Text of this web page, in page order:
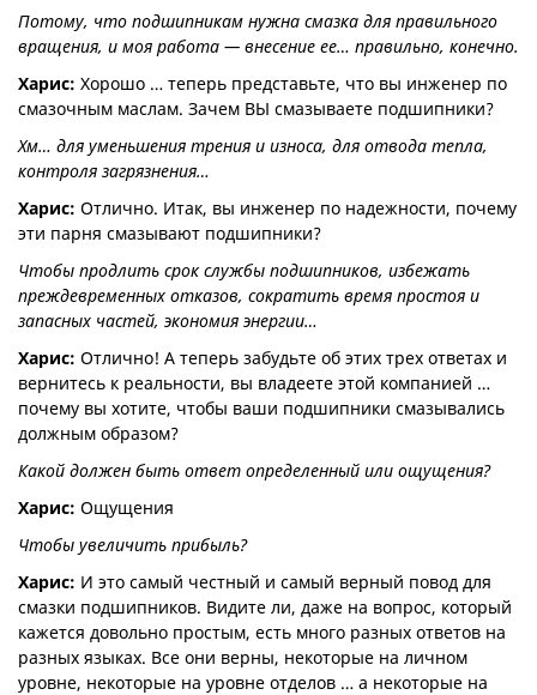
Потому, что подшипникам нужна смазка для правильного
вращения, и моя работа — внесение ее… правильно, конечно.
Харис: Хорошо … теперь представьте, что вы инженер по
смазочным маслам. Зачем ВЫ смазываете подшипники?
Хм… для уменьшения трения и износа, для отвода тепла,
контроля загрязнения…
Харис: Отлично. Итак, вы инженер по надежности, почему
эти парня смазывают подшипники?
Чтобы продлить срок службы подшипников, избежать
преждевременных отказов, сократить время простоя и
запасных частей, экономия энергии…
Харис: Отлично! А теперь забудьте об этих трех ответах и
вернитесь к реальности, вы владеете этой компанией …
почему вы хотите, чтобы ваши подшипники смазывались
должным образом?
Какой должен быть ответ определенный или ощущения?
Харис: Ощущения
Чтобы увеличить прибыль?
Харис: И это самый честный и самый верный повод для
смазки подшипников. Видите ли, даже на вопрос, который
кажется довольно простым, есть много разных ответов на
разных языках. Все они верны, некоторые на личном
уровне, некоторые на уровне отделов … а некоторые на